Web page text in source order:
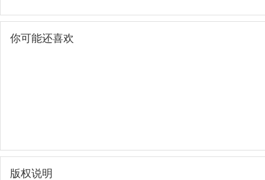
你可能还喜欢
版权说明